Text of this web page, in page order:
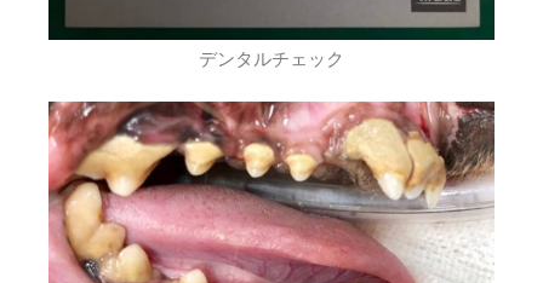
デンタルチェック